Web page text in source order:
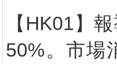
【HK01】
50%。市場